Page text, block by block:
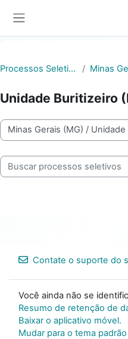
Processos Seletivos
Unidade Buritizeiro
Categorias de processos
Buscar processos seletivos
Contate o suporte do
Você ainda não se
Resumo de retenção de
Baixar o aplicativo móvel.
Mudar para o tema padrão